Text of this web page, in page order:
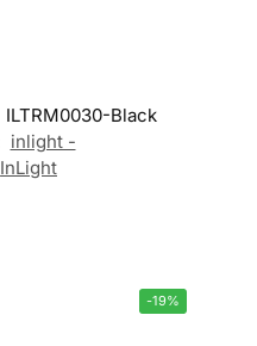
ILTRM0030-Black
inlight -
InLight
-19%